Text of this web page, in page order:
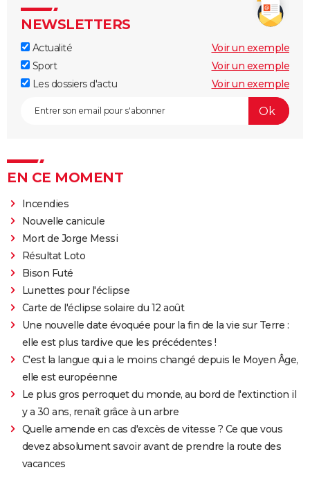
NEWSLETTERS
Actualité
Voir un exemple
Sport
Voir un exemple
Les dossiers d'actu
Voir un exemple
EN CE MOMENT
Incendies
Nouvelle canicule
Mort de Jorge Messi
Résultat Loto
Bison Futé
Lunettes pour l'éclipse
Carte de l'éclipse solaire du 12 août
Une nouvelle date évoquée pour la fin de la vie sur Terre :
elle est plus tardive que les précédentes !
C'est la langue qui a le moins changé depuis le Moyen Âge,
elle est européenne
Le plus gros perroquet du monde, au bord de l'extinction il
y a 30 ans, renaît grâce à un arbre
Quelle amende en cas d'excès de vitesse ? Ce que vous
devez absolument savoir avant de prendre la route des
vacances